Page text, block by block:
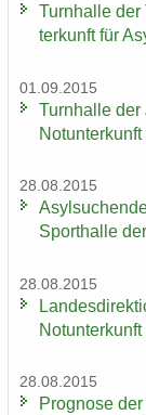
Turn­hal­le
ter­kunft für
01.09.2015
Turn­hal­le der
28.08.2015
Sport­hal­le
28.08.2015
28.08.2015
Pro­gno­se